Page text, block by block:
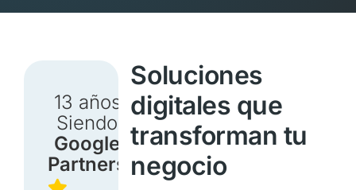
13 años
Siendo
Google
Partners
Soluciones
digitales que
transforman tu
negocio